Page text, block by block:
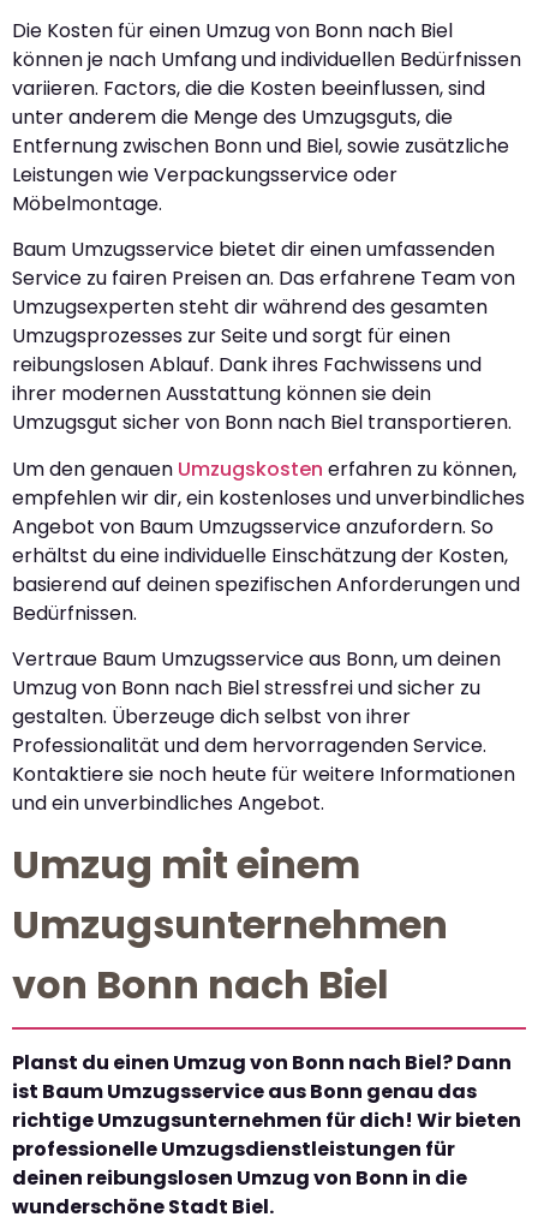
Die Kosten für einen Umzug von Bonn nach Biel
können je nach Umfang und individuellen Bedürfnissen
variieren. Factors, die die Kosten beeinflussen, sind
unter anderem die Menge des Umzugsguts, die
Entfernung zwischen Bonn und Biel, sowie zusätzliche
Leistungen wie Verpackungsservice oder
Möbelmontage.
Baum Umzugsservice bietet dir einen umfassenden
Service zu fairen Preisen an. Das erfahrene Team von
Umzugsexperten steht dir während des gesamten
Umzugsprozesses zur Seite und sorgt für einen
reibungslosen Ablauf. Dank ihres Fachwissens und
ihrer modernen Ausstattung können sie dein
Umzugsgut sicher von Bonn nach Biel transportieren.
Um den genauen Umzugskosten erfahren zu können,
empfehlen wir dir, ein kostenloses und unverbindliches
Angebot von Baum Umzugsservice anzufordern. So
erhältst du eine individuelle Einschätzung der Kosten,
basierend auf deinen spezifischen Anforderungen und
Bedürfnissen.
Vertraue Baum Umzugsservice aus Bonn, um deinen
Umzug von Bonn nach Biel stressfrei und sicher zu
gestalten. Überzeuge dich selbst von ihrer
Professionalität und dem hervorragenden Service.
Kontaktiere sie noch heute für weitere Informationen
und ein unverbindliches Angebot.
Umzug mit einem
Umzugsunternehmen
von Bonn nach Biel
Planst du einen Umzug von Bonn nach Biel? Dann
ist Baum Umzugsservice aus Bonn genau das
richtige Umzugsunternehmen für dich! Wir bieten
professionelle Umzugsdienstleistungen für
deinen reibungslosen Umzug von Bonn in die
wunderschöne Stadt Biel.